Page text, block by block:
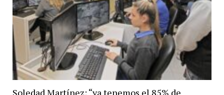
Soledad Martínez: “ya tenemos el 85% de